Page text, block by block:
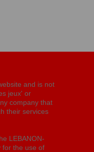
and is not
jeux' or
company that
their services
LEBANON-
for the use of